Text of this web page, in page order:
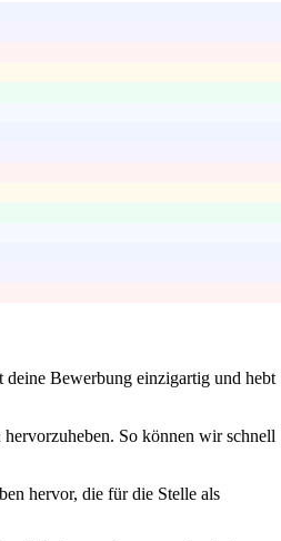
Bewerbung einzigartig und hebt
So können wir schnell
hervor, die für die Stelle als